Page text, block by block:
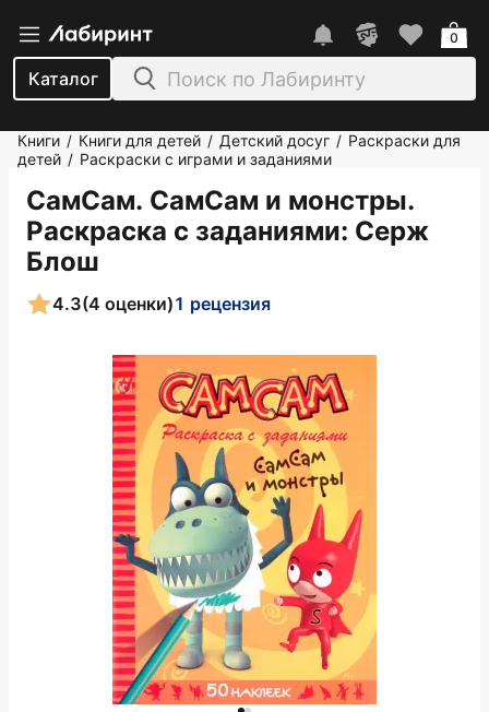
Каталог
0
Книги / Книги для детей / Детский досуг / Раскраски для
детей / Раскраски с играми и заданиями
СамСам. СамСам и монстры.
Раскраска с заданиями: Серж
Блош
4.3(4 оценки)1 рецензия